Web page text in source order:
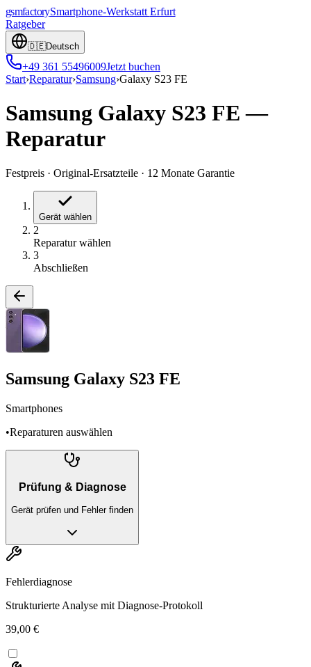
gsmfactorySmartphone-Werkstatt Erfurt
Ratgeber
🇩🇪Deutsch
+49 361 55496009Jetzt buchen
Start›Reparatur›Samsung›Galaxy S23 FE
Samsung Galaxy S23 FE —
Reparatur
Festpreis · Original-Ersatzteile · 12 Monate Garantie
Gerät wählen
2
Reparatur wählen
3
Abschließen
Samsung Galaxy S23 FE
Smartphones
•Reparaturen auswählen
Prüfung & Diagnose
Gerät prüfen und Fehler finden
Fehlerdiagnose
Strukturierte Analyse mit Diagnose-Protokoll
39,00 €